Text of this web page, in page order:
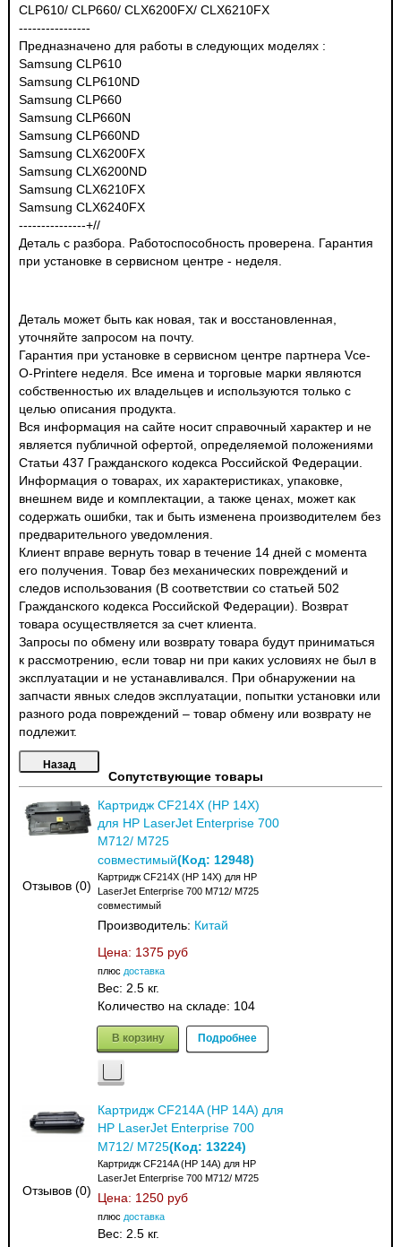
CLP610/ CLP660/ CLX6200FX/ CLX6210FX
----------------
Предназначено для работы в следующих моделях :
Samsung CLP610
Samsung CLP610ND
Samsung CLP660
Samsung CLP660N
Samsung CLP660ND
Samsung CLX6200FX
Samsung CLX6200ND
Samsung CLX6210FX
Samsung CLX6240FX
---------------+//
Деталь с разбора. Работоспособность проверена. Гарантия
при установке в сервисном центре - неделя.
Деталь может быть как новая, так и восстановленная,
уточняйте запросом на почту.
Гарантия при установке в сервисном центре партнера Vce-
O-Printere неделя. Все имена и торговые марки являются
собственностью их владельцев и используются только с
целью описания продукта.
Вся информация на сайте носит справочный характер и не
является публичной офертой, определяемой положениями
Статьи 437 Гражданского кодекса Российской Федерации.
Информация о товарах, их характеристиках, упаковке,
внешнем виде и комплектации, а также ценах, может как
содержать ошибки, так и быть изменена производителем без
предварительного уведомления.
Клиент вправе вернуть товар в течение 14 дней с момента
его получения. Товар без механических повреждений и
следов использования (В соответствии со статьей 502
Гражданского кодекса Российской Федерации). Возврат
товара осуществляется за счет клиента.
Запросы по обмену или возврату товара будут приниматься
к рассмотрению, если товар ни при каких условиях не был в
эксплуатации и не устанавливался. При обнаружении на
запчасти явных следов эксплуатации, попытки установки или
разного рода повреждений – товар обмену или возврату не
подлежит.
Сопутствующие товары
Отзывов (0)
Картридж CF214X (HP 14X)
для HP LaserJet Enterprise 700
M712/ M725
совместимый(Код: 12948)
Картридж CF214X (HP 14X) для HP
LaserJet Enterprise 700 M712/ M725
совместимый
Производитель: Китай
Цена: 1375 руб
плюс доставка
Вес: 2.5 кг.
Количество на складе: 104
В корзину Подробнее
Отзывов (0)
Картридж CF214A (HP 14A) для
HP LaserJet Enterprise 700
M712/ M725(Код: 13224)
Картридж CF214A (HP 14A) для HP
LaserJet Enterprise 700 M712/ M725
Цена: 1250 руб
плюс доставка
Вес: 2.5 кг.